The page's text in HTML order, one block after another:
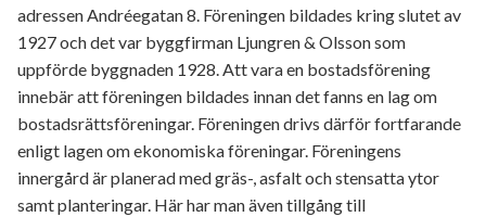
adressen Andréegatan 8. Föreningen bildades kring slutet av
1927 och det var byggfirman Ljungren & Olsson som
uppförde byggnaden 1928. Att vara en bostadsförening
innebär att föreningen bildades innan det fanns en lag om
bostadsrättsföreningar. Föreningen drivs därför fortfarande
enligt lagen om ekonomiska föreningar. Föreningens
innergård är planerad med gräs-, asfalt och stensatta ytor
samt planteringar. Här har man även tillgång till